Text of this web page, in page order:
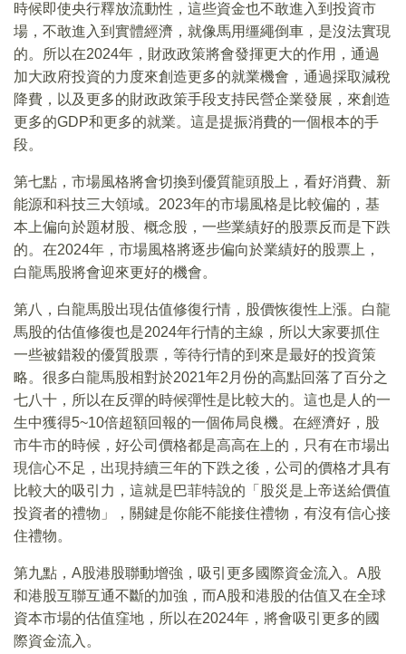
時候即使央行釋放流動性，這些資金也不敢進入到投資市
場，不敢進入到實體經濟，就像馬用缰繩倒車，是沒法實現
的。所以在2024年，財政政策將會發揮更大的作用，通過
加大政府投資的力度來創造更多的就業機會，通過採取減稅
降費，以及更多的財政政策手段支持民營企業發展，來創造
更多的GDP和更多的就業。這是提振消費的一個根本的手
段。
第七點，市場風格將會切換到優質龍頭股上，看好消費、新
能源和科技三大領域。2023年的市場風格是比較偏的，基
本上偏向於題材股、概念股，一些業績好的股票反而是下跌
的。在2024年，市場風格將逐步偏向於業績好的股票上，
白龍馬股將會迎來更好的機會。
第八，白龍馬股出現估值修復行情，股價恢復性上漲。白龍
馬股的估值修復也是2024年行情的主線，所以大家要抓住
一些被錯殺的優質股票，等待行情的到來是最好的投資策
略。很多白龍馬股相對於2021年2月份的高點回落了百分之
七八十，所以在反彈的時候彈性是比較大的。這也是人的一
生中獲得5~10倍超額回報的一個佈局良機。在經濟好，股
市牛市的時候，好公司價格都是高高在上的，只有在市場出
現信心不足，出現持續三年的下跌之後，公司的價格才具有
比較大的吸引力，這就是巴菲特說的「股災是上帝送給價值
投資者的禮物」，關鍵是你能不能接住禮物，有沒有信心接
住禮物。
第九點，A股港股聯動增強，吸引更多國際資金流入。A股
和港股互聯互通不斷的加強，而A股和港股的估值又在全球
資本市場的估值窪地，所以在2024年，將會吸引更多的國
際資金流入。